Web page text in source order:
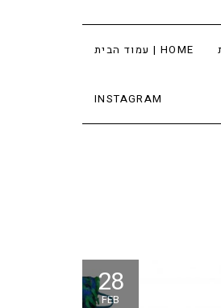
עמוד הבית | HOME
INSTAGRAM
28
FEB